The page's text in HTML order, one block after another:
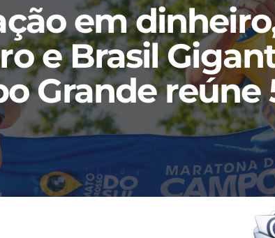
em
e Brasil
Grande reúne